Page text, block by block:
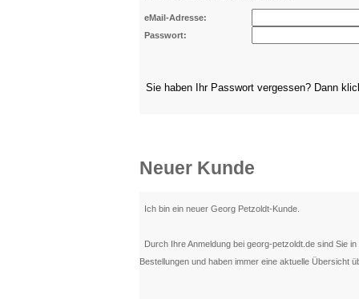
eMail-Adresse:
Passwort:
Sie haben Ihr Passwort vergessen? Dann
Neuer Kunde
Ich bin ein neuer Georg Petzoldt-Kunde.
Durch Ihre Anmeldung bei georg-petzoldt.de sind Sie
Bestellungen und haben immer eine aktuelle Übersicht